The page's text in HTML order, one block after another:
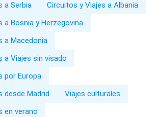
a Serbia
Circuitos y Viajes a Albania
a Bosnia y Herzegovina
a Macedonia
a Viajes sin visado
por Europa
desde Madrid
Viajes culturales
en verano